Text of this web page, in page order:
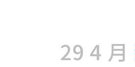
29 4 月